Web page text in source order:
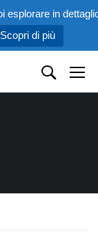
esplorare in
Scopri di più